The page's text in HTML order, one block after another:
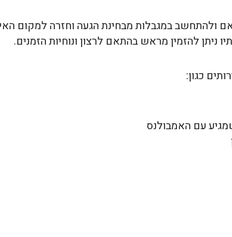
ולהתחשב במגבלות מבחינת הגעה וחזרה למקום
ניתן להזמין מראש בהתאם לרצון ונוחיות הזמנים.
כגון:
עם האמבולנס